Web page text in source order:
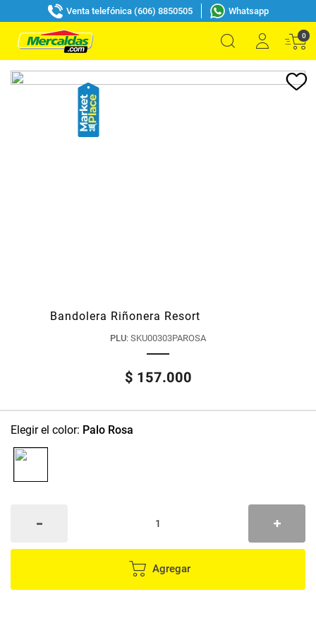
Venta telefónica (606) 8850505 Whatsapp
0
Bandolera Riñonera Resort
PLU: SKU00303PAROSA
$ 157.000
: Palo Rosa
Agregar